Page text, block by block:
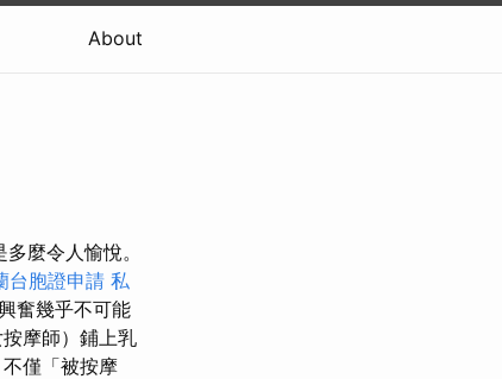
About
麼令人愉悅。
台胞證申請 私
奮幾乎不可能
摩師）鋪上乳
僅「被按摩